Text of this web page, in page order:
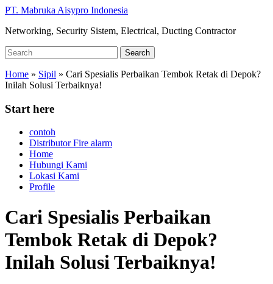
Skip
main
PT. Mabruka Aisypro Indonesia
Networking, Security Sistem, Electrical, Ducting Contractor
Search
for:
Search
Home » Sipil » Cari Spesialis Perbaikan Tembok Retak di Depok?
Inilah Solusi Terbaiknya!
Start here
contoh
Distributor Fire alarm
Home
Hubungi Kami
Lokasi Kami
Profile
Cari Spesialis Perbaikan
Tembok Retak di Depok?
Inilah Solusi Terbaiknya!